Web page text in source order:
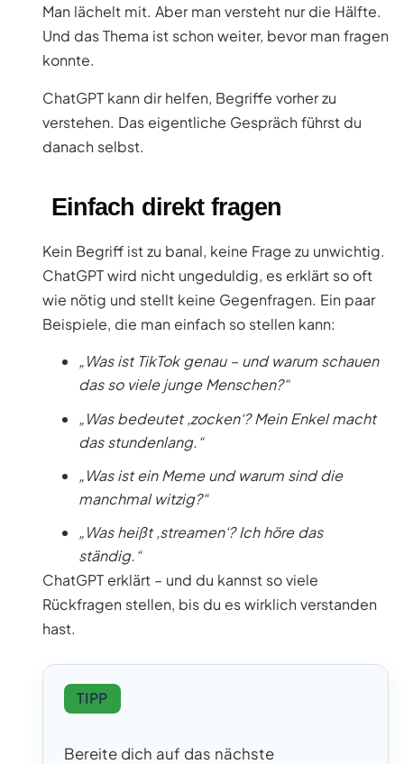
Man lächelt mit. Aber man versteht nur die Hälfte.
Und das Thema ist schon weiter, bevor man fragen
konnte.
ChatGPT kann dir helfen, Begriffe vorher zu
verstehen. Das eigentliche Gespräch führst du
danach selbst.
Einfach direkt fragen
Kein Begriff ist zu banal, keine Frage zu unwichtig.
ChatGPT wird nicht ungeduldig, es erklärt so oft
wie nötig und stellt keine Gegenfragen. Ein paar
Beispiele, die man einfach so stellen kann:
„Was ist TikTok genau – und warum schauen
das so viele junge Menschen?“
„Was bedeutet ‚zocken‘? Mein Enkel macht
das stundenlang.“
„Was ist ein Meme und warum sind die
manchmal witzig?“
„Was heißt ‚streamen‘? Ich höre das
ständig.“
ChatGPT erklärt – und du kannst so viele
Rückfragen stellen, bis du es wirklich verstanden
hast.
TIPP
Bereite dich auf das nächste